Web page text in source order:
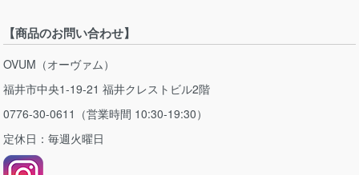
【商品のお問い合わせ】
OVUM（オーヴァム）
福井市中央1-19-21 福井クレストビル2階
0776-30-0611（営業時間 10:30-19:30）
定休日：毎週火曜日